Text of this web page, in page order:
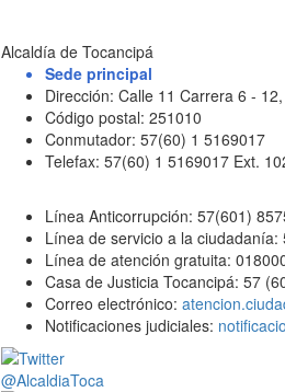
Alcaldía de Tocancipá
Sede principal
Dirección: Calle 11 Carrera 6 -
Código postal: 251010
Conmutador: 57(60) 1 5169017
Telefax: 57(60) 1 5169017 Ext.
Línea Anticorrupción: 57(601)
Línea de servicio a la
Línea de atención gratuita:
Casa de Justicia Tocancipá: 57
Correo electrónico:
Notificaciones judiciales:
@AlcaldiaToca